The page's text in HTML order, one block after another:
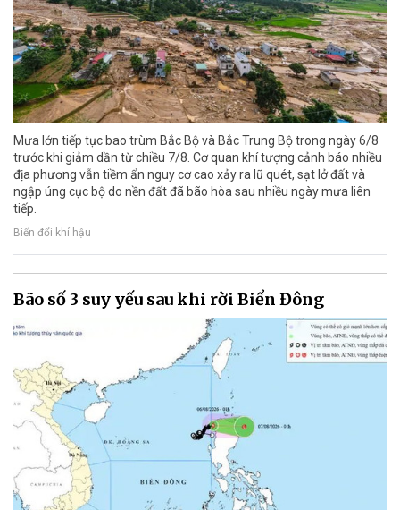
Mưa lớn tiếp tục bao trùm Bắc Bộ và Bắc Trung Bộ trong ngày 6/8
trước khi giảm dần từ chiều 7/8. Cơ quan khí tượng cảnh báo nhiều
địa phương vẫn tiềm ẩn nguy cơ cao xảy ra lũ quét, sạt lở đất và
ngập úng cục bộ do nền đất đã bão hòa sau nhiều ngày mưa liên
tiếp.
Biến đổi khí hậu
Bão số 3 suy yếu sau khi rời Biển Đông